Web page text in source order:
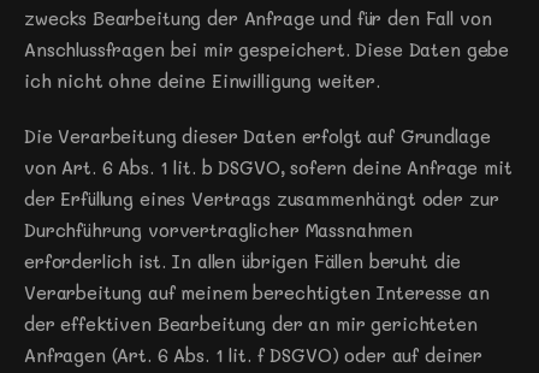
zwecks Bearbeitung der Anfrage und für den Fall von
Anschlussfragen bei mir gespeichert. Diese Daten gebe
ich nicht ohne deine Einwilligung weiter.
Die Verarbeitung dieser Daten erfolgt auf Grundlage
von Art. 6 Abs. 1 lit. b DSGVO, sofern deine Anfrage mit
der Erfüllung eines Vertrags zusammenhängt oder zur
Durchführung vorvertraglicher Massnahmen
erforderlich ist. In allen übrigen Fällen beruht die
Verarbeitung auf meinem berechtigten Interesse an
der effektiven Bearbeitung der an mir gerichteten
Anfragen (Art. 6 Abs. 1 lit. f DSGVO) oder auf deiner